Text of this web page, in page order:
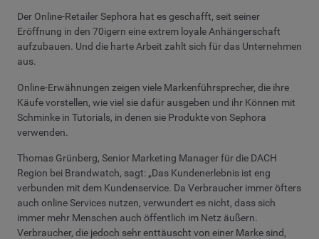
Der Online-Retailer Sephora hat es geschafft, seit seiner
Eröffnung in den 70igern eine extrem loyale Anhängerschaft
aufzubauen. Und die harte Arbeit zahlt sich für das Unternehmen
aus.
Online-Erwähnungen zeigen viele Markenführsprecher, die ihre
Käufe vorstellen, wie viel sie dafür ausgeben und ihr Können mit
Schminke in Tutorials, in denen sie Produkte von Sephora
verwenden.
Thomas Grünberg, Senior Marketing Manager für die DACH
Region bei Brandwatch, sagt: „Das Kundenerlebnis ist eng
verbunden mit dem Kundenservice. Da Verbraucher immer öfters
auch online Services nutzen, verwundert es nicht, dass sich
immer mehr Menschen auch öffentlich im Netz äußern.
Verbraucher, die jedoch sehr enttäuscht von einer Marke sind,